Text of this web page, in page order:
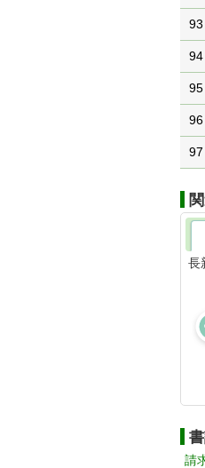
93
94
95
96
97
長
請